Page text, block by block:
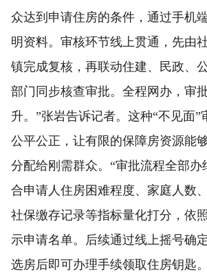
众达到申请住房的条件，通过手机
明资料。审核环节线上贯通，先由
镇完成复核，再联动住建、民政、
部门同步核查审批。全程网办，审
升。”张岩告诉记者。这种“不见面”
公平公正，让有限的保障房资源能
分配给刚需群众。“审批流程全部办
合申请人住房困难程度、家庭人数
社保缴存记录等指标量化打分，依
示申请名单。后续通过线上摇号确
选房后即可办理手续领取住房钥匙